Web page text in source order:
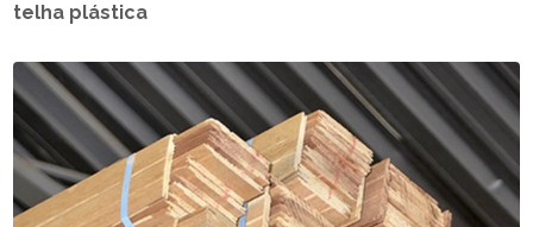
telha plástica